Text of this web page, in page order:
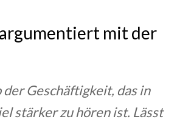
mit der
der Geschäftigkeit, das in
stärker zu hören ist. Lässt